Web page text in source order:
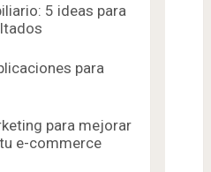
5 ideas para
para
para mejorar
e-commerce